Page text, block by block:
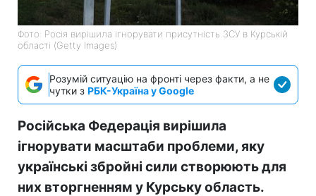
Фото: Росія вирішила ігнорувати присутність ЗСУ в Курській
області (Getty Images)
Розумій ситуацію на фронті через факти, а не
чутки з РБК-Україна у Google
Російська Федерація вирішила
ігнорувати масштаби проблеми, яку
українські збройні сили створюють для
них вторгненням у Курську область.